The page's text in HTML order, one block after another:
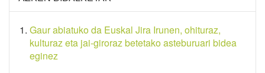
Gaur abiatuko da Euskal Jira Irunen, ohituraz,
kulturaz eta jai-giroraz betetako asteburuari bidea
eginez